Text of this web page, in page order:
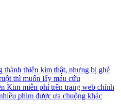
thiên kim thật, nhưng bị ghẻ
thì muốn lấy máu cứu
Kim miễn phí trên trang web chính
phim được ưa chuộng khác